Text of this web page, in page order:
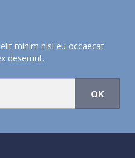
minim nisi eu occaecat
deserunt.